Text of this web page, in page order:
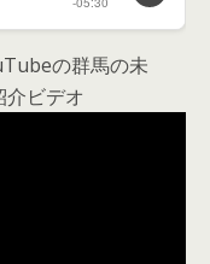
の群馬の未
ビデオ